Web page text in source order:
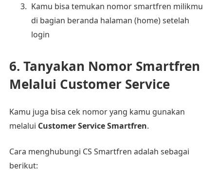
Kamu bisa temukan nomor smartfren milikmu
di bagian beranda halaman (home) setelah
login
6. Tanyakan Nomor Smartfren
Melalui Customer Service
Kamu juga bisa cek nomor yang kamu gunakan
melalui Customer Service Smartfren.
Cara menghubungi CS Smartfren adalah sebagai
berikut: